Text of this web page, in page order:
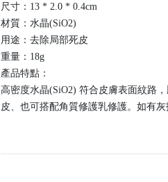
尺寸：13 * 2.0 * 0.4cm
材質：水晶(SiO2)
用途：去除局部死皮
重量：18g
產品特點：
高密度水晶(SiO2) 符合皮膚表面紋路
皮、也可搭配角質修護乳修護。如有